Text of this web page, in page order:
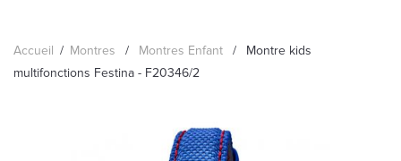
MARQUES
MONTRES
Accueil / Montres / Montres Enfant /
Montre kids
multifonctions Festina - F20346/2